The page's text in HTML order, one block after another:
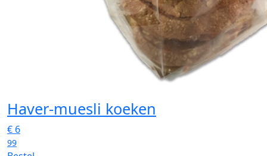
Haver-muesli koeken
€ 6
99